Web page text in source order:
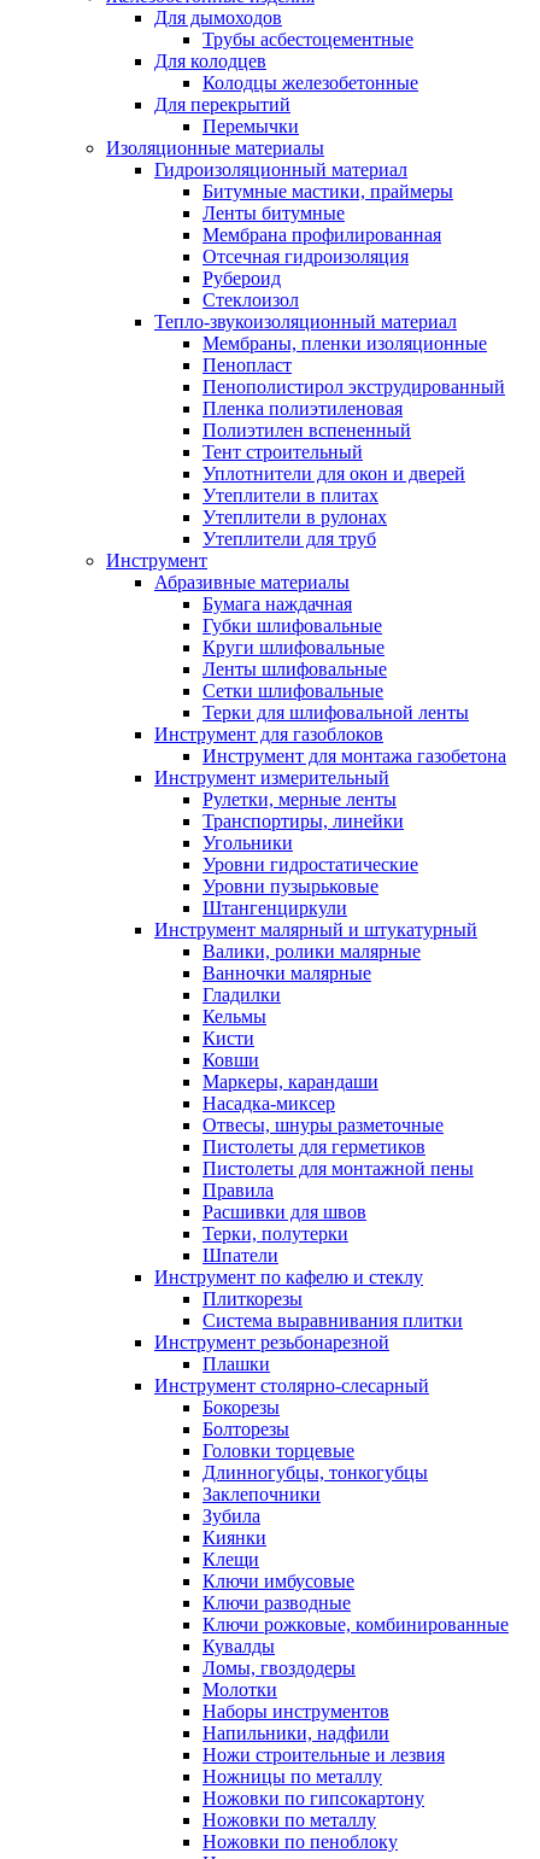
Для дымоходов
Трубы асбестоцементные
Для колодцев
Колодцы железобетонные
Для перекрытий
Перемычки
Изоляционные материалы
Гидроизоляционный материал
Битумные мастики, праймеры
Ленты битумные
Мембрана профилированная
Отсечная гидроизоляция
Рубероид
Стеклоизол
Тепло-звукоизоляционный материал
Мембраны, пленки изоляционные
Пенопласт
Пенополистирол экструдированный
Пленка полиэтиленовая
Полиэтилен вспененный
Тент строительный
Уплотнители для окон и дверей
Утеплители в плитах
Утеплители в рулонах
Утеплители для труб
Инструмент
Абразивные материалы
Бумага наждачная
Губки шлифовальные
Круги шлифовальные
Ленты шлифовальные
Сетки шлифовальные
Терки для шлифовальной ленты
Инструмент для газоблоков
Инструмент для монтажа газобетона
Инструмент измерительный
Рулетки, мерные ленты
Транспортиры, линейки
Угольники
Уровни гидростатические
Уровни пузырьковые
Штангенциркули
Инструмент малярный и штукатурный
Валики, ролики малярные
Ванночки малярные
Гладилки
Кельмы
Кисти
Ковши
Маркеры, карандаши
Насадка-миксер
Отвесы, шнуры разметочные
Пистолеты для герметиков
Пистолеты для монтажной пены
Правила
Расшивки для швов
Терки, полутерки
Шпатели
Инструмент по кафелю и стеклу
Плиткорезы
Система выравнивания плитки
Инструмент резьбонарезной
Плашки
Инструмент столярно-слесарный
Бокорезы
Болторезы
Головки торцевые
Длинногубцы, тонкогубцы
Заклепочники
Зубила
Киянки
Клещи
Ключи имбусовые
Ключи разводные
Ключи рожковые, комбинированные
Кувалды
Ломы, гвоздодеры
Молотки
Наборы инструментов
Напильники, надфили
Ножи строительные и лезвия
Ножницы по металлу
Ножовки по гипсокартону
Ножовки по металлу
Ножовки по пеноблоку